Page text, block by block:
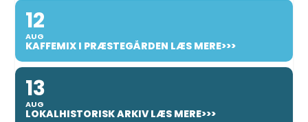
12
AUG
KAFFEMIX I PRÆSTEGÅRDEN LÆS MERE>>>
13
AUG
LOKALHISTORISK ARKIV LÆS MERE>>>